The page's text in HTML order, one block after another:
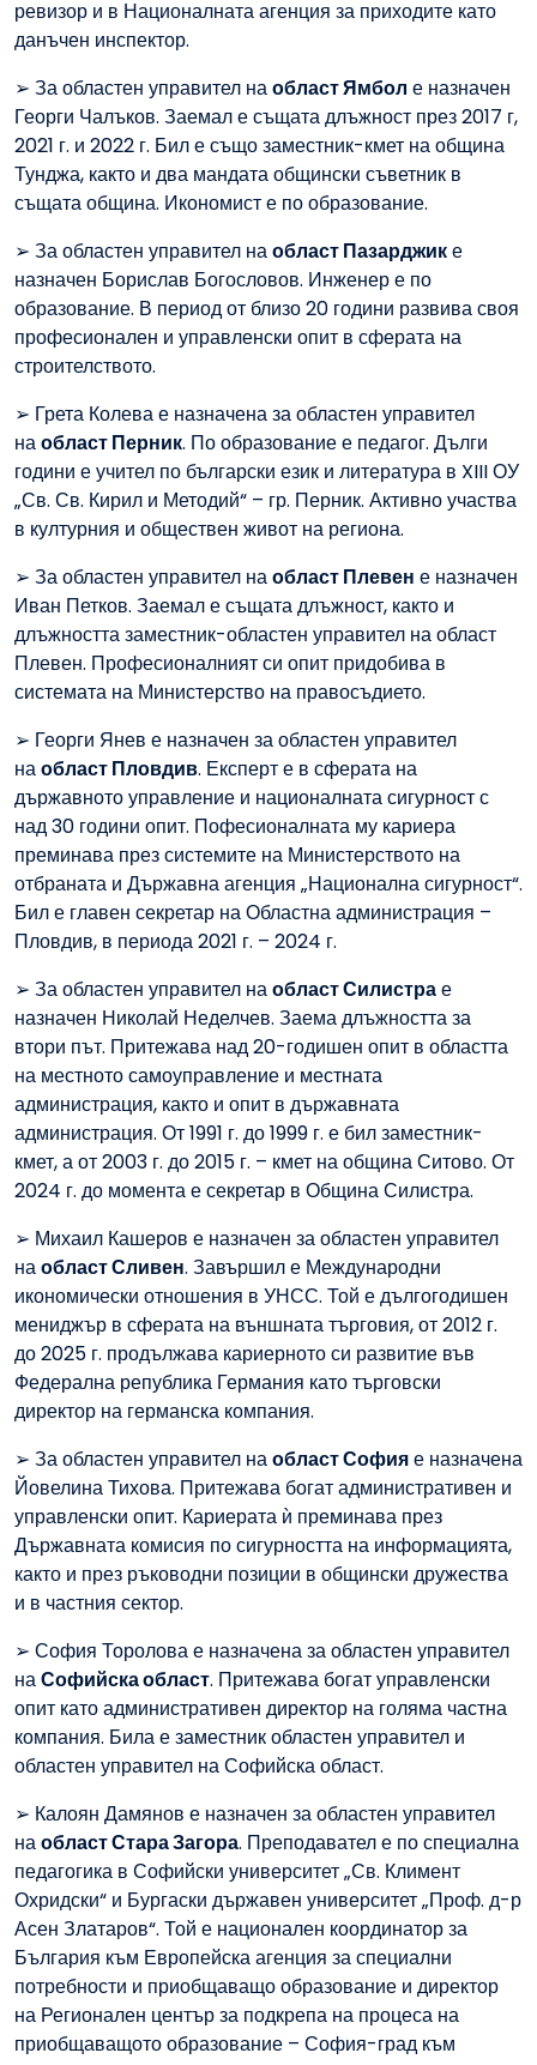
ревизор и в Националната агенция за приходите като
данъчен инспектор.
➢ За областен управител наобласт Ямбол е назначен
Георги Чалъков. Заемал е същата длъжност през 2017 г,
2021 г. и 2022 г. Бил е също заместник-кмет на община
Тунджа, както и два мандата общински съветник в
същата община. Икономист е по образование.
➢ За областен управител наобласт Пазарджике
назначен Борислав Богословов. Инженер е по
образование. В период от близо 20 години развива своя
професионален и управленски опит в сферата на
строителството.
➢ Грета Колева е назначена за областен управител
наобласт Перник. По образование е педагог. Дълги
години е учител по български език и литература в XIII ОУ
„Св. Св. Кирил и Методий“ – гр. Перник. Активно участва
в културния и обществен живот на региона.
➢ За областен управител наобласт Плевен е назначен
Иван Петков. Заемал е същата длъжност, както и
длъжността заместник-областен управител на област
Плевен. Професионалният си опит придобива в
системата на Министерство на правосъдието.
➢ Георги Янев е назначен за областен управител
наобласт Пловдив. Експерт е в сферата на
държавното управление и националната сигурност с
над 30 години опит. Пофесионалната му кариера
преминава през системите на Министерството на
отбраната и Държавна агенция „Национална сигурност“.
Бил е главен секретар на Областна администрация –
Пловдив, в периода 2021 г. – 2024 г.
➢ За областен управител наобласт Силистрае
назначен Николай Неделчев. Заема длъжността за
втори път. Притежава над 20-годишен опит в областта
на местното самоуправление и местната
администрация, както и опит в държавната
администрация. От 1991 г. до 1999 г. е бил заместник-
кмет, а от 2003 г. до 2015 г. – кмет на община Ситово. От
2024 г. до момента е секретар в Община Силистра.
➢ Михаил Кашеров е назначен за областен управител
наобласт Сливен. Завършил е Международни
икономически отношения в УНСС. Той е дългогодишен
мениджър в сферата на външната търговия, от 2012 г.
до 2025 г. продължава кариерното си развитие във
Федерална република Германия като търговски
директор на германска компания.
➢ За областен управител наобласт Софияе назначена
Йовелина Тихова. Притежава богат административен и
управленски опит. Кариерата ѝ преминава през
Държавната комисия по сигурността на информацията,
както и през ръководни позиции в общински дружества
и в частния сектор.
➢ София Торолова е назначена за областен управител
наСофийска област. Притежава богат управленски
опит като административен директор на голяма частна
компания. Била е заместник областен управител и
областен управител на Софийска област.
➢ Калоян Дамянов е назначен за областен управител
наобласт Стара Загора. Преподавател е по специална
педагогика в Софийски университет „Св. Климент
Охридски“ и Бургаски държавен университет „Проф. д-р
Асен Златаров“. Той е национален координатор за
България към Европейска агенция за специални
потребности и приобщаващо образование и директор
на Регионален център за подкрепа на процеса на
приобщаващото образование – София-град към